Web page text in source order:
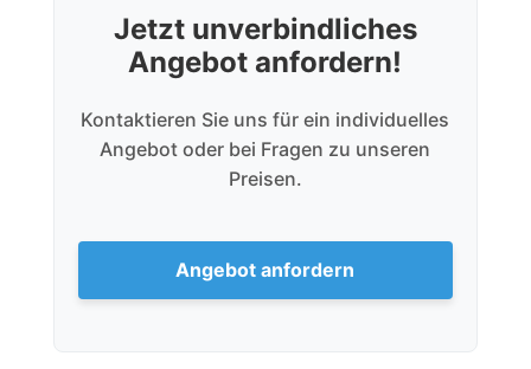
Jetzt unverbindliches
Angebot anfordern!
Kontaktieren Sie uns für ein individuelles
Angebot oder bei Fragen zu unseren
Preisen.
Angebot anfordern